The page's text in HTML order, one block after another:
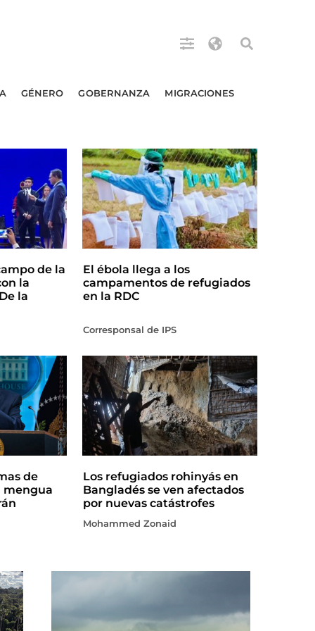
GÉNERO GOBERNANZA MIGRACIONES
de la
la
la
El ébola llega a los
campamentos de refugiados
en la RDC
Corresponsal de IPS
de
mengua
Los refugiados rohinyás en
Bangladés se ven afectados
por nuevas catástrofes
Mohammed Zonaid